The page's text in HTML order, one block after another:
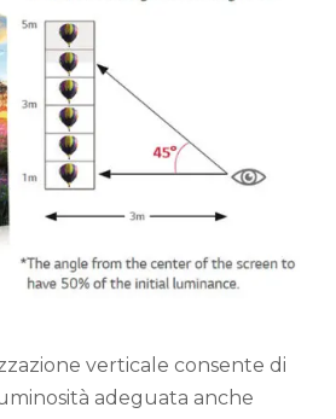
verticale consente di
adeguata anche